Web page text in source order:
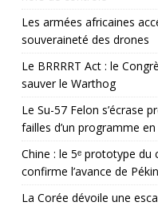
Les armées africaines
souveraineté des drones
Le BRRRRT Act : le
sauver le Warthog
Le Su-57 Felon s’écrase
failles d’un programme en
Chine : le 5ᵉ prototype du
confirme l’avance de Pékin
La Corée dévoile une